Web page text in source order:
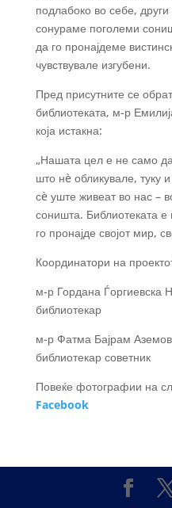
подлабоко во себе,
сонураме поголеми
да го пронајдеме
чувствувале изгубени.
Пред присутните се
библиотеката, м-р
која истакна:
„Нашата цел е не само
што нè обликувале, туку
сè уште живеат во нас –
соништа. Библиотеката е
го пронајде својот мир,
Координатори на
м-р Гордана Ѓоргиевска
библиотекар
м-р Фатма Бајрам
библиотекар советник
Повеќе фотографии на
Facebook